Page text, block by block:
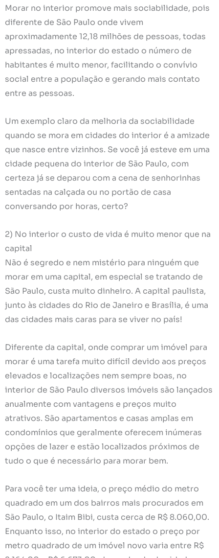
Morar no interior promove mais sociabilidade, pois
diferente de São Paulo onde vivem
aproximadamente 12,18 milhões de pessoas, todas
apressadas, no interior do estado o número de
habitantes é muito menor, facilitando o convívio
social entre a população e gerando mais contato
entre as pessoas.
Um exemplo claro da melhoria da sociabilidade
quando se mora em cidades do interior é a amizade
que nasce entre vizinhos. Se você já esteve em uma
cidade pequena do interior de São Paulo, com
certeza já se deparou com a cena de senhorinhas
sentadas na calçada ou no portão de casa
conversando por horas, certo?
2) No interior o custo de vida é muito menor que na
capital
Não é segredo e nem mistério para ninguém que
morar em uma capital, em especial se tratando de
São Paulo, custa muito dinheiro. A capital paulista,
junto às cidades do Rio de Janeiro e Brasília, é uma
das cidades mais caras para se viver no país!
Diferente da capital, onde comprar um imóvel para
morar é uma tarefa muito difícil devido aos preços
elevados e localizações nem sempre boas, no
interior de São Paulo diversos imóveis são lançados
anualmente com vantagens e preços muito
atrativos. São apartamentos e casas amplas em
condomínios que geralmente oferecem inúmeras
opções de lazer e estão localizados próximos de
tudo o que é necessário para morar bem.
Para você ter uma ideia, o preço médio do metro
quadrado em um dos bairros mais procurados em
São Paulo, o Itaim Bibi, custa cerca de R$ 8.060,00.
Enquanto isso, no interior do estado o preço por
metro quadrado de um imóvel novo varia entre R$